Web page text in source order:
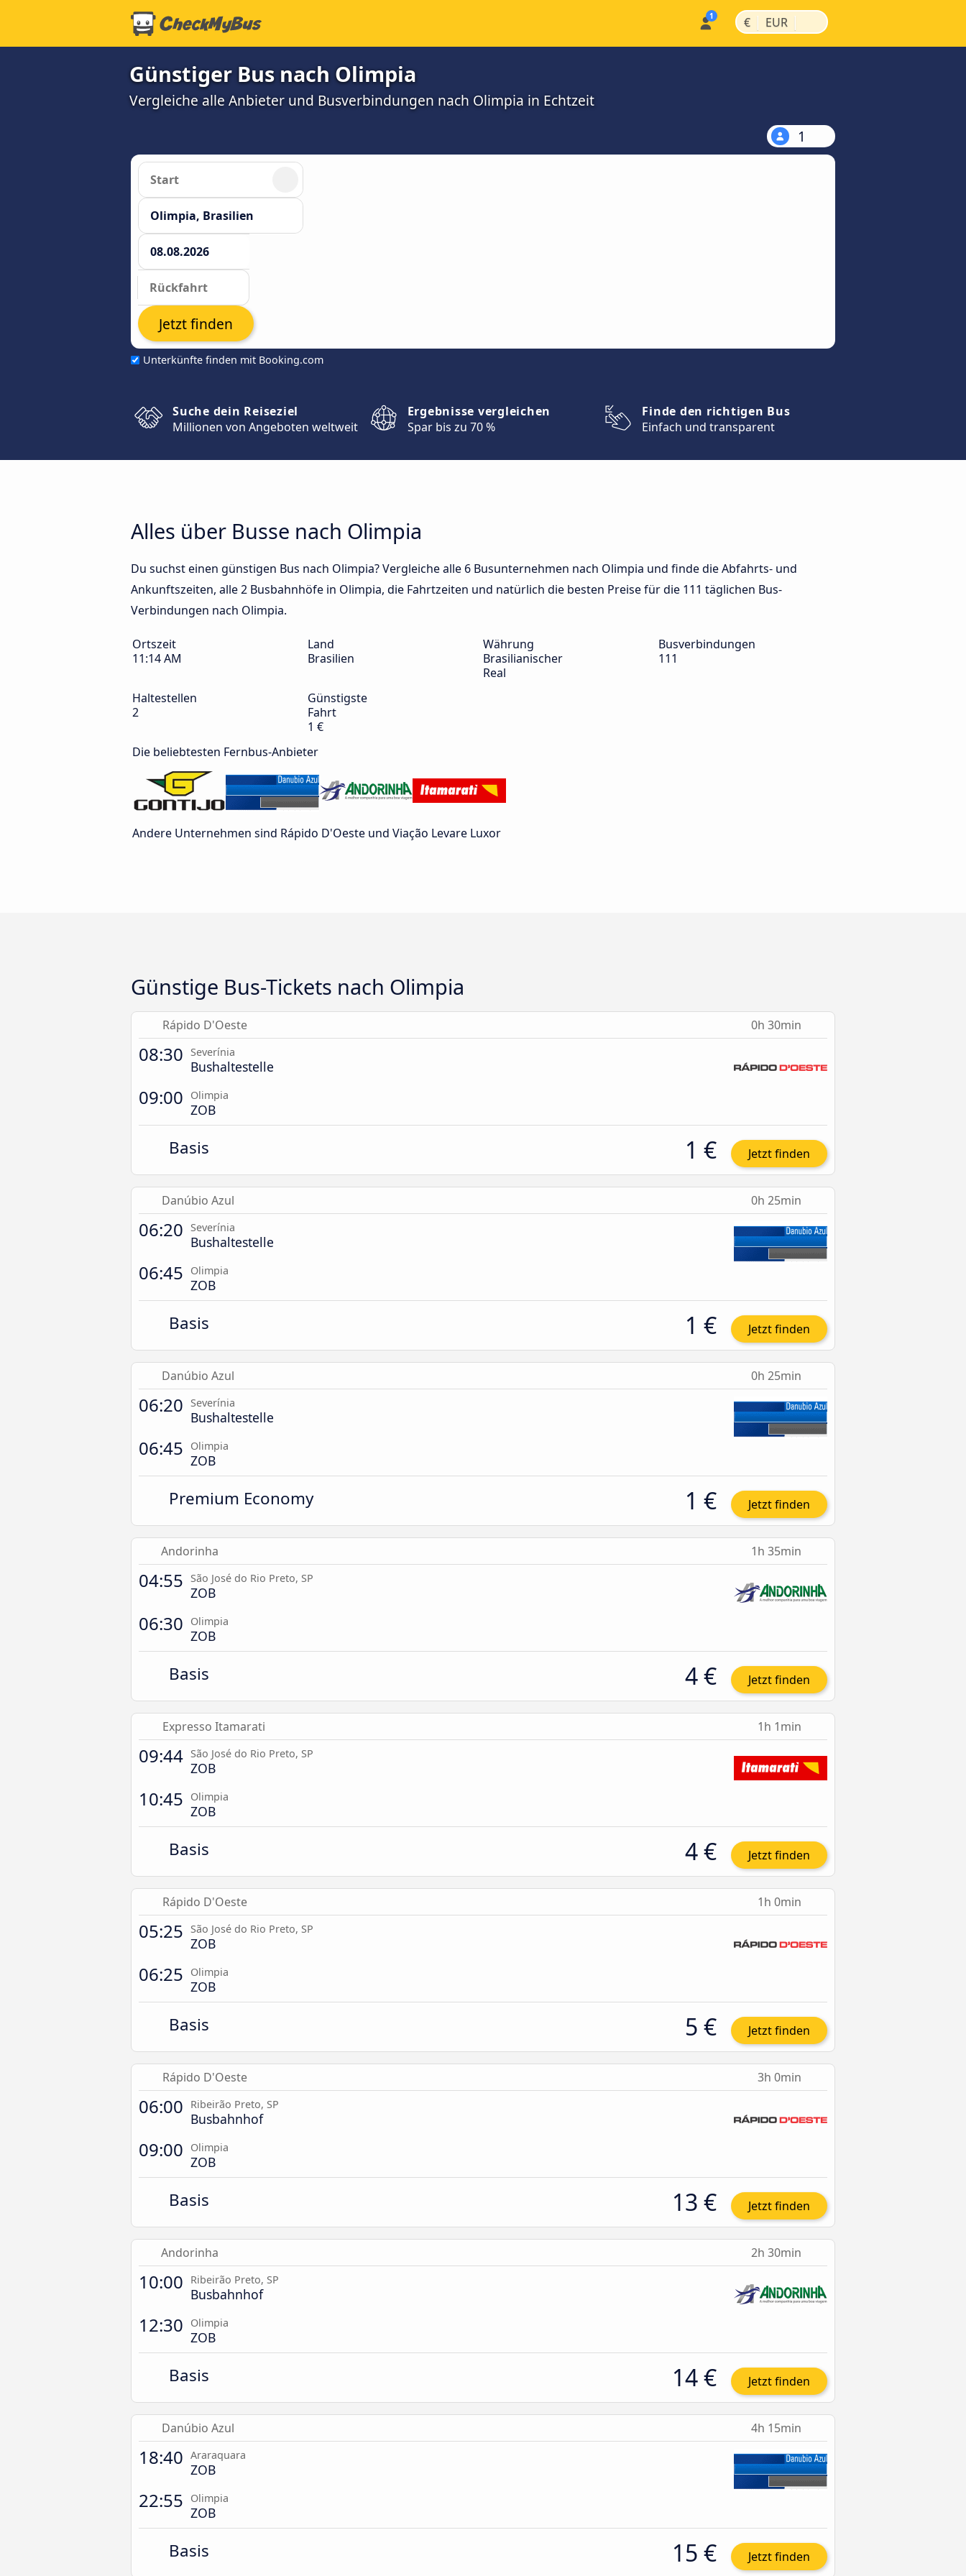
€ | EUR |
Günstiger Bus nach Olimpia
Vergleiche alle Anbieter und Busverbindungen nach Olimpia in Echtzeit
1
Unterkünfte finden mit Booking.com
Jetzt finden
Suche dein Reiseziel
Millionen von Angeboten weltweit
Ergebnisse vergleichen
Spar bis zu 70 %
Finde den richtigen Bus
Einfach und transparent
Alles über Busse nach Olimpia
Du suchst einen günstigen Bus nach Olimpia? Vergleiche alle 6 Busunternehmen nach Olimpia und finde die Abfahrts- und
Ankunftszeiten, alle 2 Busbahnhöfe in Olimpia, die Fahrtzeiten und natürlich die besten Preise für die 111 täglichen Bus-
Verbindungen nach Olimpia.
Ortszeit
11:14 AM
Land
Brasilien
Währung
Brasilianischer
Real
Busverbindungen
111
Haltestellen
2
Günstigste
Fahrt
1 €
Die beliebtesten Fernbus-Anbieter
Andere Unternehmen sind Rápido D'Oeste und Viação Levare Luxor
Günstige Bus-Tickets nach Olimpia
Rápido D'Oeste 0h 30min
08:30 Severínia
Bushaltestelle
09:00 Olimpia
ZOB
Basis 1 € Jetzt finden
Danúbio Azul 0h 25min
06:20 Severínia
Bushaltestelle
06:45 Olimpia
ZOB
Basis 1 € Jetzt finden
Danúbio Azul 0h 25min
06:20 Severínia
Bushaltestelle
06:45 Olimpia
ZOB
Premium Economy 1 € Jetzt finden
Andorinha 1h 35min
04:55 São José do Rio Preto, SP
ZOB
06:30 Olimpia
ZOB
Basis 4 € Jetzt finden
Expresso Itamarati 1h 1min
09:44 São José do Rio Preto, SP
ZOB
10:45 Olimpia
ZOB
Basis 4 € Jetzt finden
Rápido D'Oeste 1h 0min
05:25 São José do Rio Preto, SP
ZOB
06:25 Olimpia
ZOB
Basis 5 € Jetzt finden
Rápido D'Oeste 3h 0min
06:00 Ribeirão Preto, SP
Busbahnhof
09:00 Olimpia
ZOB
Basis 13 € Jetzt finden
Andorinha 2h 30min
10:00 Ribeirão Preto, SP
Busbahnhof
12:30 Olimpia
ZOB
Basis 14 € Jetzt finden
Danúbio Azul 4h 15min
18:40 Araraquara
ZOB
22:55 Olimpia
ZOB
Basis 15 € Jetzt finden